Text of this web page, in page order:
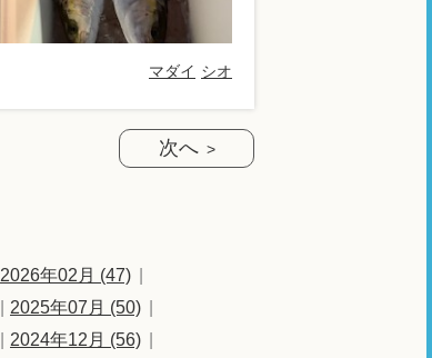
マダイ シオ
次へ
2026年02月 (47)
2025年07月 (50)
2024年12月 (56)